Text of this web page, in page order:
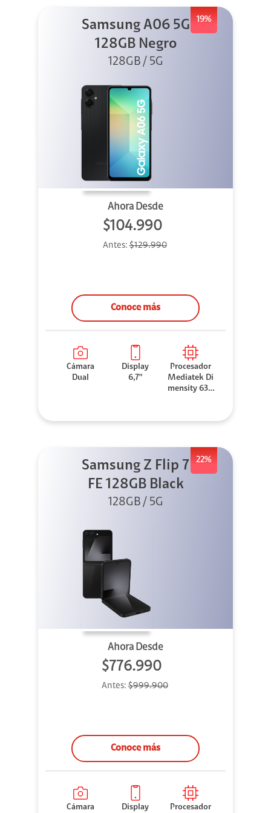
19%
Samsung A06 5G
128GB Negro
128GB / 5G
Ahora Desde
$104.990
Antes:$129.990
Conoce más
Cámara
Dual
Display
6,7"
Procesador
Mediatek Di
mensity 630
22%
Samsung Z Flip 7
FE 128GB Black
128GB / 5G
Ahora Desde
$776.990
Antes:$999.900
Conoce más
Cámara
Display
Procesador